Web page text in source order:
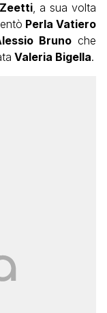
, a sua volta
Perla Vatiero
Bruno che
Valeria Bigella.